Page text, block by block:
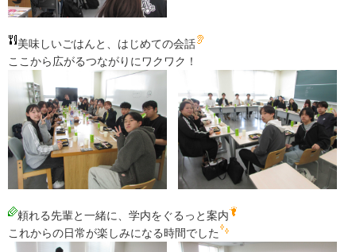
美味しいごはんと、はじめての会話
ここから広がるつながりにワクワク！
頼れる先輩と一緒に、学内をぐるっと案内
これからの日常が楽しみになる時間でした